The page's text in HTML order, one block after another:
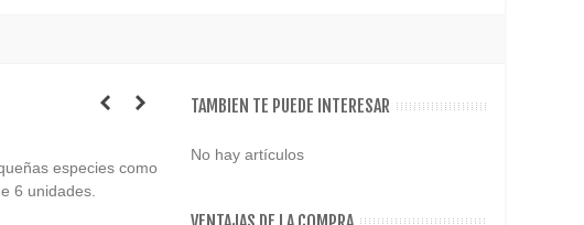
especies como
6 unidades.
TAMBIEN TE PUEDE INTERESAR
No hay artículos